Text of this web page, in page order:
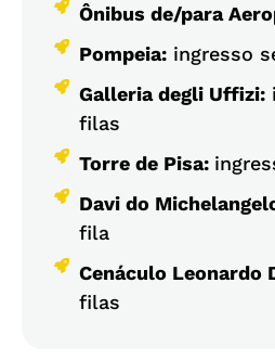
Ônibus de/para
Pompeia:ingresso
Galleria degli Uffizi:
filas
Torre de Pisa:
Davi do
fila
Cenáculo Leonardo
filas